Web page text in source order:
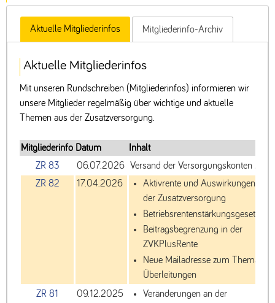
Aktuelle Mitgliederinfos Mitgliederinfo-Archiv
Aktuelle Mitgliederinfos
Mit unseren Rundschreiben (Mitgliederinfos) informieren wir
unsere Mitglieder regelmäßig über wichtige und aktuelle
Themen aus der Zusatzversorgung.
Mitgliederinfo Datum
Inhalt
ZR 83
06.07.2026 Versand der Versorgungskonten
ZR 82
17.04.2026
Aktivrente und Auswirkungen bei
der Zusatzversorgung
Betriebsrentenstärkungsgesetz II
Beitragsbegrenzung in der
ZVKPlusRente
Neue Mailadresse zum Thema
Überleitungen
ZR 81
09.12.2025
Veränderungen an der